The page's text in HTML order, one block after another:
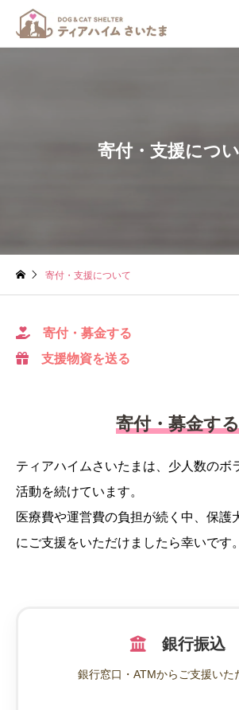
寄付・支援につ
寄付・支援について
寄付・募金する
支援物資を送る
寄付・募金する
ティアハイムさいたまは、少人数のボ
活動を続けています。
医療費や運営費の負担が続く中、保護
にご支援をいただけましたら幸いです。
銀行振込
銀行窓口・ATMからご支援いた